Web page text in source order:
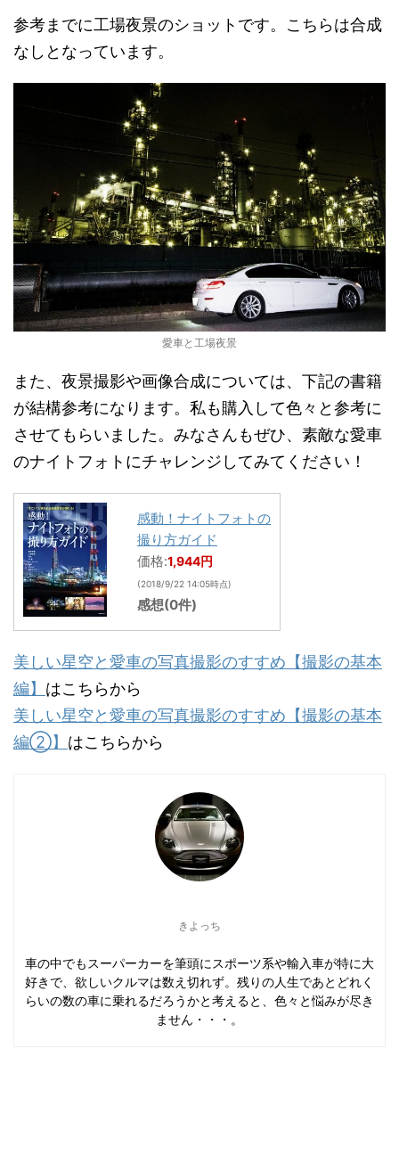
参考までに工場夜景のショットです。こちらは合成
なしとなっています。
愛車と工場夜景
また、夜景撮影や画像合成については、下記の書籍
が結構参考になります。私も購入して色々と参考に
させてもらいました。みなさんもぜひ、素敵な愛車
のナイトフォトにチャレンジしてみてください！
感動！ナイトフォトの
撮り方ガイド
価格:1,944円
(2018/9/22 14:05時点)
感想(0件)
美しい星空と愛車の写真撮影のすすめ【撮影の基本
編】 はこちらから
美しい星空と愛車の写真撮影のすすめ【撮影の基本
編②】 はこちらから
きよっち
車の中でもスーパーカーを筆頭にスポーツ系や輸入車が特に大
好きで、欲しいクルマは数え切れず。残りの人生であとどれく
らいの数の車に乗れるだろうかと考えると、色々と悩みが尽き
ません・・・。